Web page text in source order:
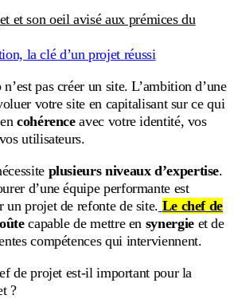
et son oeil avisé aux prémices du
la clé d’un projet réussi
pas créer un site. L’ambition d’une
votre site en capitalisant sur ce qui
cohérenceavec votre identité, vos
utilisateurs.
plusieurs niveaux d’expertise.
d’une équipe performante est
un projet de refonte de site. Le chef de
capable de mettre en synergieet de
compétences qui interviennent.
de projet est-il important pour la
?